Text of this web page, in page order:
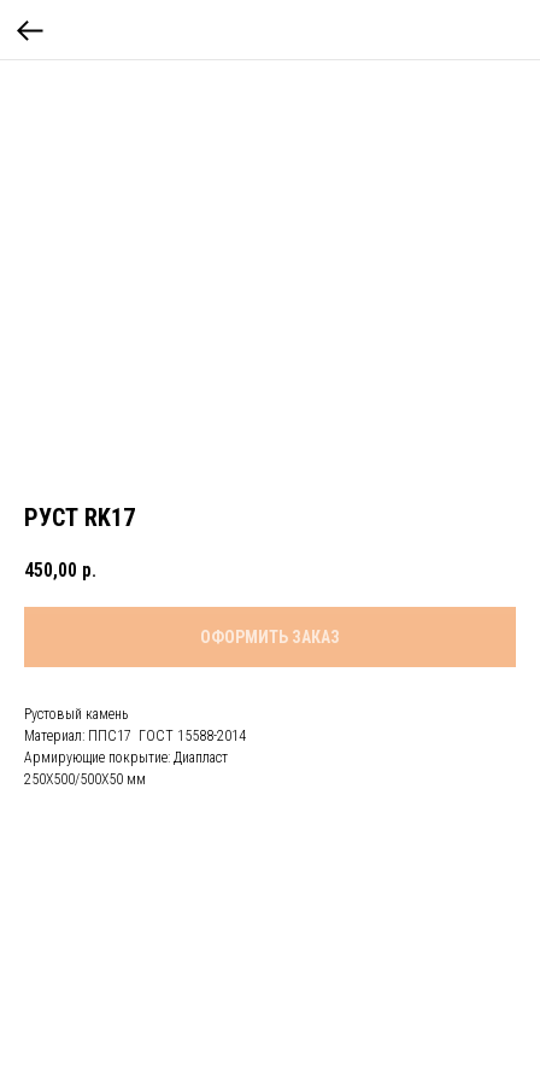
РУСТ RK17
450,00 р.
ОФОРМИТЬ ЗАКАЗ
Рустовый камень
Материал: ППС17 ГОСТ 15588-2014
Армирующие покрытие: Диапласт
250Х500/500Х50 мм